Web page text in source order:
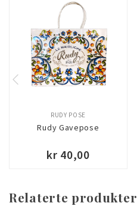
Rudy Gavepose
RUDY POSE
kr 40,00
Relaterte produkter